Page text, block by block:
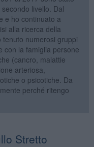
livello. Dal
e ho continuato a
alla ricerca della
numerosi gruppi
con la famiglia persone
(cancro, malattie
arteriosa,
o psicotiche. Da
perché ritengo
Stretto